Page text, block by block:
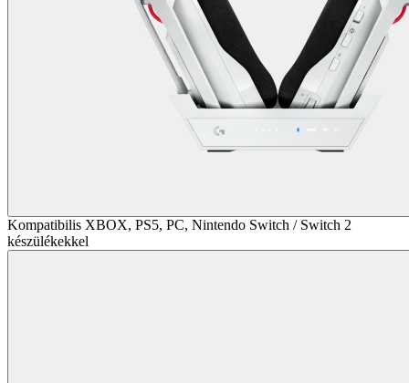
Kompatibilis XBOX, PS5, PC, Nintendo Switch / Switch 2
készülékekkel